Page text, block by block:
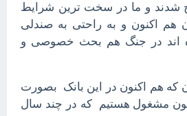
شدند و ما در سخت ترین شرایط
هم اکنون و به راحتی به صندلی
اند در جنگ هم بحث خصوصی و
که هم اکنون در این بانک بصورت
با ماهی 3میلیون مشغول هستیم که در چند سال